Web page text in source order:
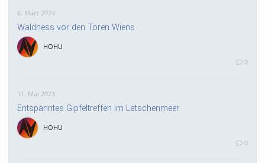
6. März 2024
Waldness vor den Toren Wiens
HOHU
0
11. Mai 2023
Entspanntes Gipfeltreffen im Latschenmeer
HOHU
0